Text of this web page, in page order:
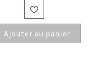

Ajouter au panier